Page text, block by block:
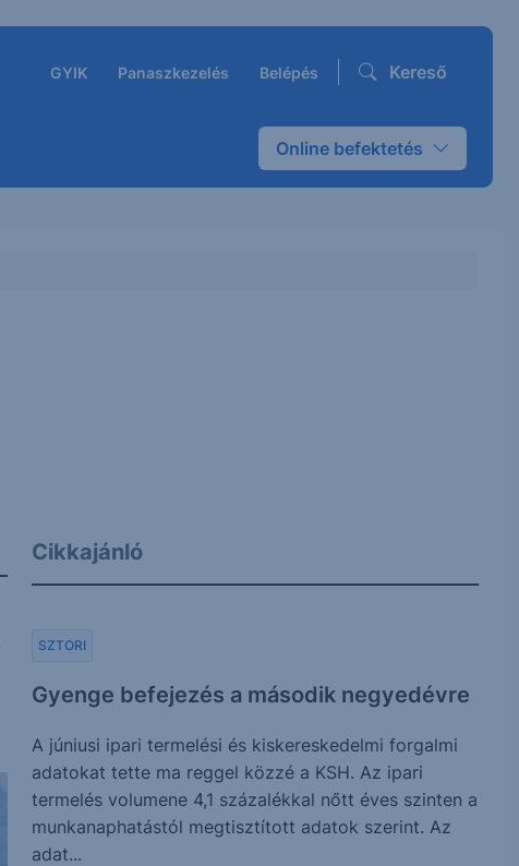
GYIK Panaszkezelés Belépés Kereső
Online befektetés
Cikkajánló
Gyenge befejezés a második negyedévre
SZTORI
A júniusi ipari termelési és kiskereskedelmi forgalmi
adatokat tette ma reggel közzé a KSH. Az ipari
termelés volumene 4,1 százalékkal nőtt éves szinten a
munkanaphatástól megtisztított adatok szerint. Az
adat...